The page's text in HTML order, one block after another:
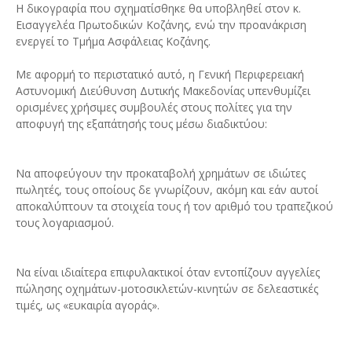
Η δικογραφία που σχηματίσθηκε θα υποβληθεί στον κ.
Εισαγγελέα Πρωτοδικών Κοζάνης, ενώ την προανάκριση
ενεργεί το Τμήμα Ασφάλειας Κοζάνης.
Με αφορμή το περιστατικό αυτό, η Γενική Περιφερειακή
Αστυνομική Διεύθυνση Δυτικής Μακεδονίας υπενθυμίζει
ορισμένες χρήσιμες συμβουλές στους πολίτες για την
αποφυγή της εξαπάτησής τους μέσω διαδικτύου:
Να αποφεύγουν την προκαταβολή χρημάτων σε ιδιώτες
πωλητές, τους οποίους δε γνωρίζουν, ακόμη και εάν αυτοί
αποκαλύπτουν τα στοιχεία τους ή τον αριθμό του τραπεζικού
τους λογαριασμού.
Να είναι ιδιαίτερα επιφυλακτικοί όταν εντοπίζουν αγγελίες
πώλησης οχημάτων-μοτοσικλετών-κινητών σε δελεαστικές
τιμές, ως «ευκαιρία αγοράς».